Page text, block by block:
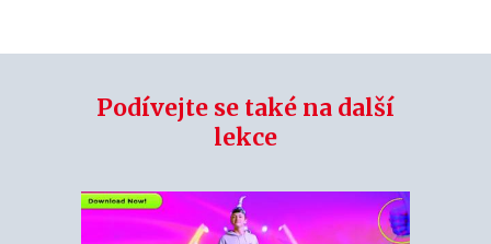
Podívejte se také na další
lekce